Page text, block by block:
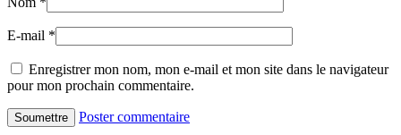
E-mail *
Enregistrer mon nom, mon e-mail et mon site dans le navigateur
pour mon prochain commentaire.
Poster commentaire